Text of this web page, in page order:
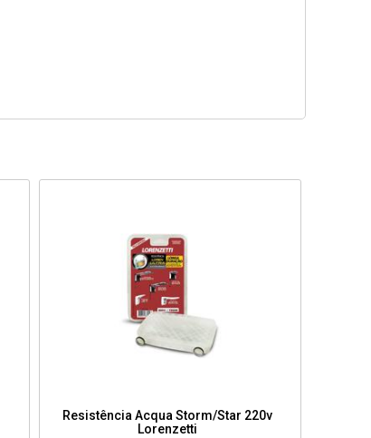
Resistência Acqua Storm/Star 220v
Lorenzetti